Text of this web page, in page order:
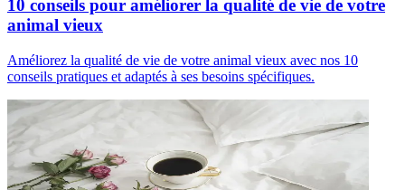
10 conseils pour améliorer la qualité de vie de votre
animal vieux
Améliorez la qualité de vie de votre animal vieux avec nos 10
conseils pratiques et adaptés à ses besoins spécifiques.